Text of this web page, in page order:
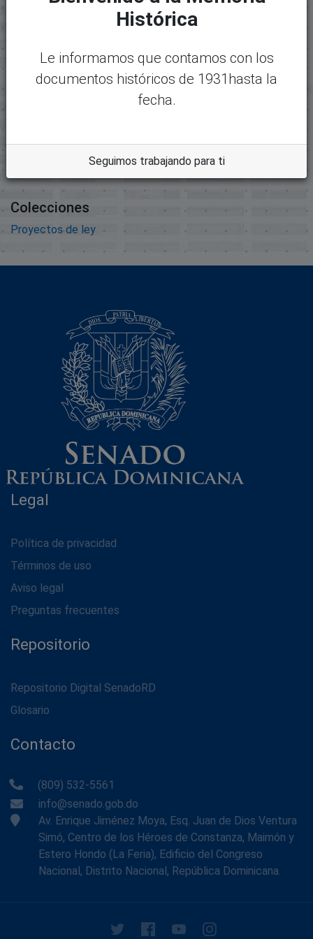
14122-8339 - Informe de
Amnistia de Declaración
Tamaño:
121.9 KB
Descripción:
Colecciones
Proyectos de ley
Legal
Política de privacidad
Términos de uso
Aviso legal
Preguntas frecuentes
Repositorio
Repositorio Digital SenadoRD
Glosario
Contacto
(809) 532-5561
info@senado.gob.do
Av. Enrique Jiménez Moya, Esq. Juan de Dios Ventura
Simó, Centro de los Héroes de Constanza, Maimón y
Estero Hondo (La Feria), Edificio del Congreso
Nacional, Distrito Nacional, República Dominicana.
Histórica
Le informamos que contamos con los
documentos históricos de 1931hasta la
fecha.
Seguimos trabajando para ti